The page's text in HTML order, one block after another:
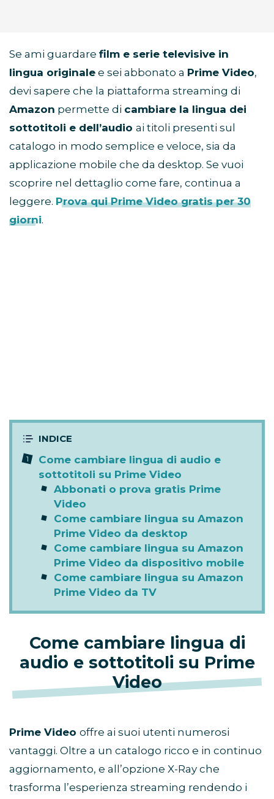
Se ami guardare film e serie televisive in
lingua originale e sei abbonato a Prime Video,
devi sapere che la piattaforma streaming di
Amazon permette di cambiare la lingua dei
sottotitoli e dell’audio ai titoli presenti sul
catalogo in modo semplice e veloce, sia da
applicazione mobile che da desktop. Se vuoi
scoprire nel dettaglio come fare, continua a
leggere. Prova qui Prime Video gratis per 30
giorni.
Come cambiare lingua di audio e
sottotitoli su Prime Video
Abbonati o prova gratis Prime
Video
Come cambiare lingua su Amazon
Prime Video da desktop
Come cambiare lingua su Amazon
Prime Video da dispositivo mobile
Come cambiare lingua su Amazon
Prime Video da TV
Come cambiare lingua di
audio e sottotitoli su Prime
Video
Prime Video offre ai suoi utenti numerosi
vantaggi. Oltre a un catalogo ricco e in continuo
aggiornamento, e all’opzione X-Ray che
trasforma l’esperienza streaming rendendo i